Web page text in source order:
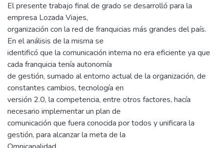
El presente trabajo final de grado se desarrolló para la
empresa Lozada Viajes,
organización con la red de franquicias más grandes del país.
En el análisis de la misma se
identificó que la comunicación interna no era eficiente ya que
cada franquicia tenía autonomía
de gestión, sumado al entorno actual de la organización, de
constantes cambios, tecnología en
versión 2.0, la competencia, entre otros factores, hacía
necesario implementar un plan de
comunicación que fuera conocida por todos y unificara la
gestión, para alcanzar la meta de la